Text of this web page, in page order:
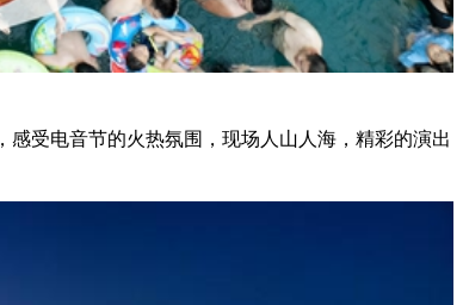
受电音节的火热氛围，现场人山人海，精彩的演出